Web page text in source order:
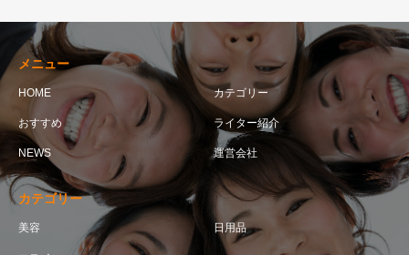
メニュー
HOME カテゴリー
おすすめ ライター紹介
NEWS 運営会社
カテゴリー
美容 日用品